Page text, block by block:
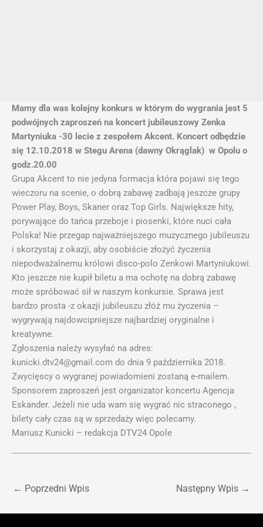
Mamy dla was kolejny konkurs w którym do wygrania jest 5
podwójnych zaproszeń na koncert jubileuszowy Zenka
Martyniuka -30 lecie z zespołem Akcent. Koncert odbędzie
się 12.10.2018 w Stegu Arena (dawny Okrąglak) w Opolu o
godz.20.00
Grupa Akcent to nie jedyna formacja która pojawi się tego
wieczoru na scenie, o dobrą zabawę zadbają jeszcze grupy
Power Play, Boys, Skaner oraz Top Girls. Największe hity,
porywające do tańca przeboje i piosenki, które nuci cała
Polska! Nie przegap najważniejszego muzycznego jubileuszu
i skorzystaj z okazji, aby osobiście złożyć życzenia
niepodważalnemu królowi disco-polo Zenkowi Martyniukowi.
Kto jeszcze nie kupił biletu a ma ochotę na dobrą zabawę
może spróbować sił w naszym konkursie. Sprawa jest
bardzo prosta -z okazji jubileuszu złóż mu życzenia –
wygrywają najdowcipniejsze najbardziej oryginalne i
kreatywne.
Zgłoszenia należy wysyłać na adres:
kunicki.dtv24@gmail.com do dnia 9 października 2018.
Zwycięscy o wygranej powiadomieni zostaną e-mailem.
Sponsorem zaproszeń jest organizator koncertu Agencja
Eskander. Jeżeli nie uda wam się wygrać nic straconego ,
bilety cały czas są w sprzedaży więc polecamy.
Mariusz Kunicki – redakcja DTV24 Opole
← Poprzedni Wpis Następny Wpis →